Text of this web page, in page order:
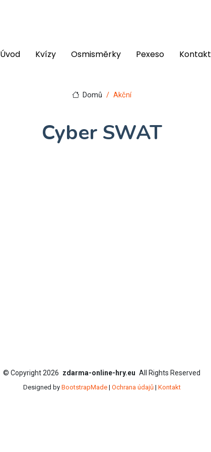
Úvod Kvízy Osmisměrky Pexeso Kontakt
Domů Akční
Cyber SWAT
© Copyright2026 zdarma-online-hry.eu All Rights Reserved
Designed by BootstrapMade| Ochrana údajů| Kontakt